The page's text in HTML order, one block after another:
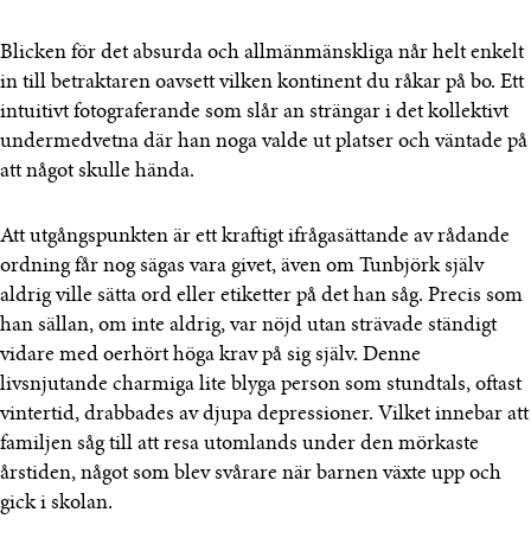
Blicken för det absurda och allmänmänskliga når helt enkelt
in till betraktaren oavsett vilken kontinent du råkar på bo. Ett
intuitivt fotograferande som slår an strängar i det kollektivt
undermedvetna där han noga valde ut platser och väntade på
att något skulle hända.
Att utgångspunkten är ett kraftigt ifrågasättande av rådande
ordning får nog sägas vara givet, även om Tunbjörk själv
aldrig ville sätta ord eller etiketter på det han såg. Precis som
han sällan, om inte aldrig, var nöjd utan strävade ständigt
vidare med oerhört höga krav på sig själv. Denne
livsnjutande charmiga lite blyga person som stundtals, oftast
vintertid, drabbades av djupa depressioner. Vilket innebar att
familjen såg till att resa utomlands under den mörkaste
årstiden, något som blev svårare när barnen växte upp och
gick i skolan.